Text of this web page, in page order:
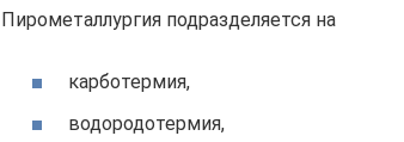
Пирометаллургия подразделяется на
карботермия,
водородотермия,